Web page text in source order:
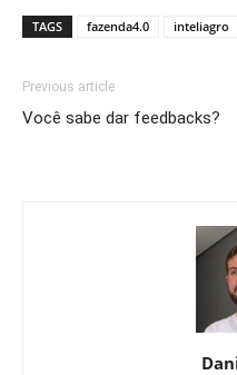
TAGS fazenda4.0 inteliagro
Previous article
Você sabe dar feedbacks?